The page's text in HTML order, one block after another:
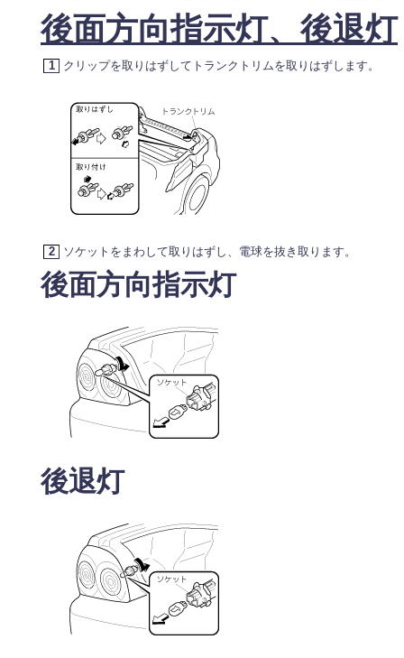
後面方向指示灯、後退灯
1 クリップを取りはずしてトランクトリムを取りはずします。
2 ソケットをまわして取りはずし、電球を抜き取ります。
後面方向指示灯
後退灯